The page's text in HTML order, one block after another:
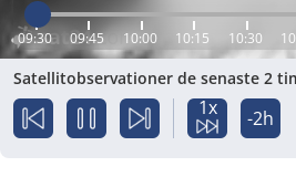
09:30 09:45 10:00 10:15 10:30
Satellitobservationer de senaste 2
1x -2h